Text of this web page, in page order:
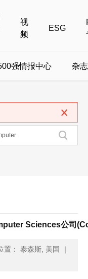
视
频
ESG
强情报中心 杂
Sciences公司
置： 泰森斯, 美国
｜